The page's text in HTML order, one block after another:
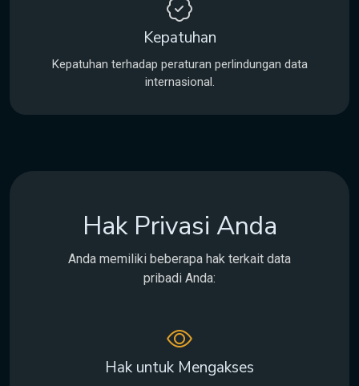
Kepatuhan
Kepatuhan terhadap peraturan perlindungan data
internasional.
Hak Privasi Anda
Anda memiliki beberapa hak terkait data
pribadi Anda:
Hak untuk Mengakses